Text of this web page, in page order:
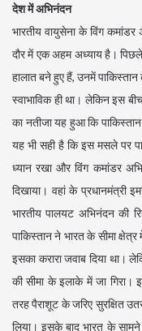
देश में अभिनंदन
भारतीय वायुसेना के विंग कमांडर
दौर में एक अहम अध्याय है।
हालात बने हुए हैं, उनमें
स्वाभाविक ही था। लेकिन इस
का नतीजा यह हुआ कि
यह भी सही है कि इस मसले पर
ध्यान रखा और विंग कमांडर
दिखाया। वहां के प्रधानमंत्री
भारतीय पालयट अभिनंदन की
पाकिस्तान ने भारत के सीमा क्षेत्र
इसका करारा जवाब दिया था।
की सीमा के इलाके में जा गिरा।
तरह पैराशूट के जरिए सुरक्षित
लिया। इसके बाद भारत के सामने